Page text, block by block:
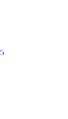
5